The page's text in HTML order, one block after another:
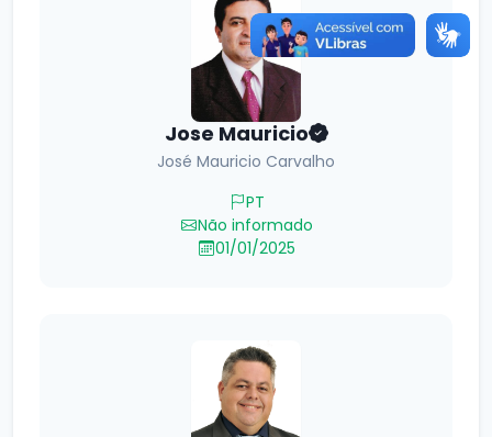
Jose Mauricio
José Mauricio Carvalho
PT
Não informado
01/01/2025